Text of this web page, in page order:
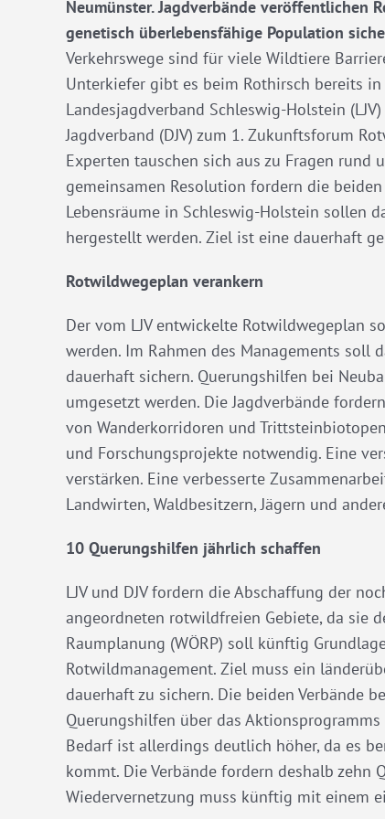
Neumünster. Jagdverbände veröffentlichen
genetisch überlebensfähige Population
Verkehrswege sind für viele Wildtiere
Unterkiefer gibt es beim Rothirsch bereits
Landesjagdverband Schleswig-Holstein
Jagdverband (DJV) zum 1. Zukunftsforum
Experten tauschen sich aus zu Fragen
gemeinsamen Resolution fordern die
Lebensräume in Schleswig-Holstein sollen
hergestellt werden. Ziel ist eine dauerhaft
Rotwildwegeplan verankern
Der vom LJV entwickelte Rotwildwegeplan
werden. Im Rahmen des Managements
dauerhaft sichern. Querungshilfen bei
umgesetzt werden. Die Jagdverbände
von Wanderkorridoren und
und Forschungsprojekte notwendig. Eine
verstärken. Eine verbesserte
Landwirten, Waldbesitzern, Jägern und
10 Querungshilfen jährlich schaffen
LJV und DJV fordern die Abschaffung der
angeordneten rotwildfreien Gebiete, da sie
Raumplanung (WÖRP) soll künftig
Rotwildmanagement. Ziel muss ein
dauerhaft zu sichern. Die beiden Verbände
Querungshilfen über das
Bedarf ist allerdings deutlich höher, da es
kommt. Die Verbände fordern deshalb zehn
Wiedervernetzung muss künftig mit einem